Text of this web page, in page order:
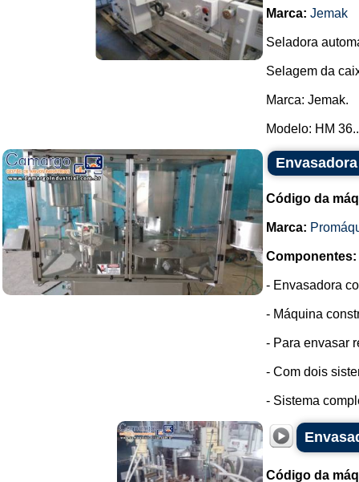
Marca: Jemak
Seladora
Selagem da
Marca: Jemak.
Modelo: HM
Código da
Marca:
Componentes:
- Envasadora
- Máquina
- Para envasar
- Com dois
- Sistema
Código da